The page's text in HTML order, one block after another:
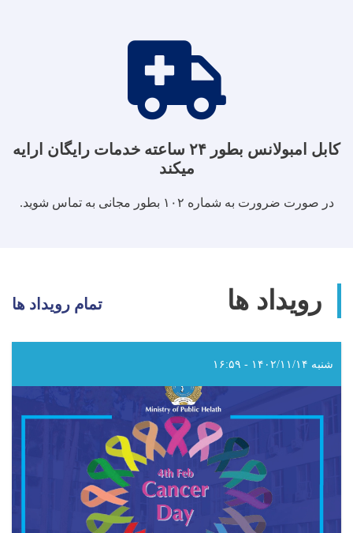
کابل امبولانس بطور ۲۴ ساعته خدمات رایگان ارایه
میکند
در صورت ضرورت به شماره ۱۰۲ بطور مجانی به تماس شوید.
رویداد ها تمام رویداد ها
شنبه ۱۴۰۲/۱۱/۱۴ - ۱۶:۵۹